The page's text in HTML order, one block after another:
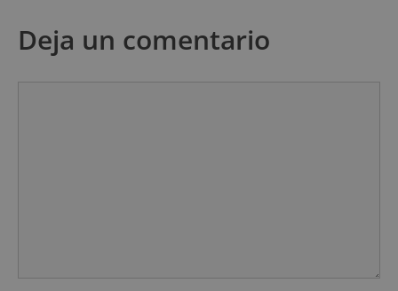
Deja un comentario